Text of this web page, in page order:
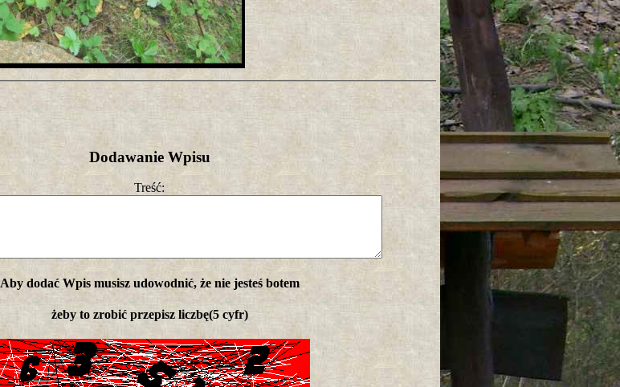
Dodawanie Wpisu
Treść:
Aby dodać Wpis musisz udowodnić, że nie jesteś botem
żeby to zrobić przepisz liczbę(5 cyfr)